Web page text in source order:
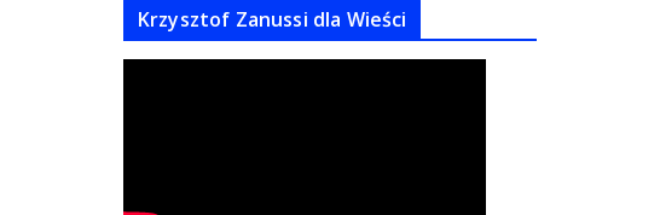
Krzysztof Zanussi dla Wieści